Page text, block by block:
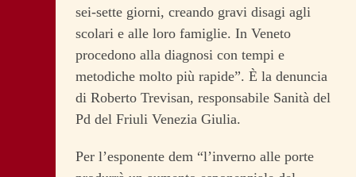
sei-sette giorni, creando gravi disagi agli
scolari e alle loro famiglie. In Veneto
procedono alla diagnosi con tempi e
metodiche molto più rapide”. È la denuncia
di Roberto Trevisan, responsabile Sanità del
Pd del Friuli Venezia Giulia.
Per l’esponente dem “l’inverno alle porte